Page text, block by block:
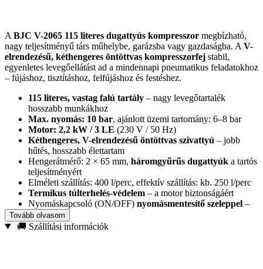
A BJC V-2065 115 literes dugattyús kompresszor megbízható,
nagy teljesítményű társ műhelybe, garázsba vagy gazdaságba. A V-
elrendezésű, kéthengeres öntöttvas kompresszorfej stabil,
egyenletes levegőellátást ad a mindennapi pneumatikus feladatokhoz
– fújáshoz, tisztításhoz, felfújáshoz és festéshez.
115 literes, vastag falú tartály – nagy levegőtartalék
hosszabb munkákhoz
Max. nyomás: 10 bar, ajánlott üzemi tartomány: 6–8 bar
Motor: 2,2 kW / 3 LE (230 V / 50 Hz)
Kéthengeres, V-elrendezésű öntöttvas szivattyú – jobb
hűtés, hosszabb élettartam
Hengerátmérő: 2 × 65 mm, háromgyűrűs dugattyúk a tartós
teljesítményért
Elméleti szállítás: 400 l/perc, effektív szállítás: kb. 250 l/perc
Termikus túlterhelés-védelem – a motor biztonságáért
Nyomáskapcsoló (ON/OFF) nyomásmentesítő szeleppel –
könnyebb újraindítás
2 db EURO gyorscsatlakozó
Tovább olvasom
🚚 Szállítási információk